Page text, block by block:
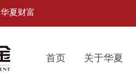
华夏财富
首页 关于华夏